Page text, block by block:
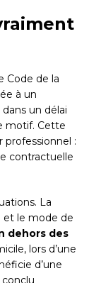
Code de la
à un
un délai
motif. Cette
professionnel :
contractuelle
La
et le mode de
dehors des
lors d’une
d’une